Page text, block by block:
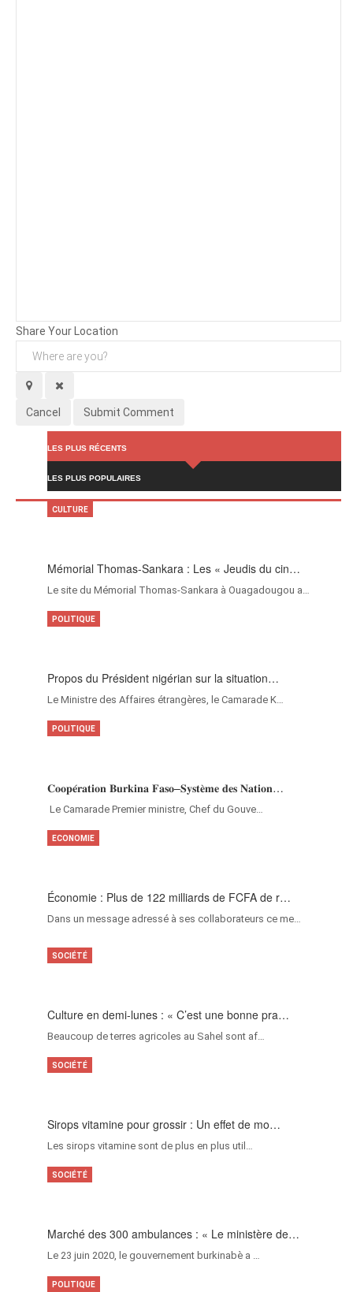
Share Your Location
Cancel Submit Comment
LES PLUS RÉCENTS
LES PLUS POPULAIRES
Mémorial Thomas-Sankara : Les « Jeudis du cin…
Le site du Mémorial Thomas-Sankara à Ouagadougou a…
CULTURE
Propos du Président nigérian sur la situation…
Le Ministre des Affaires étrangères, le Camarade K…
POLITIQUE
𝐂𝐨𝐨𝐩𝐞́𝐫𝐚𝐭𝐢𝐨𝐧 𝐁𝐮𝐫𝐤𝐢𝐧𝐚 𝐅𝐚𝐬𝐨–𝐒𝐲𝐬𝐭𝐞̀𝐦𝐞 𝐝𝐞𝐬 𝐍𝐚𝐭𝐢𝐨𝐧…
‎Le Camarade Premier ministre, Chef du Gouve…
POLITIQUE
Économie : Plus de 122 milliards de FCFA de r…
Dans un message adressé à ses collaborateurs ce me…
ECONOMIE
Culture en demi-lunes : « C’est une bonne pra…
Beaucoup de terres agricoles au Sahel sont af…
SOCIÉTÉ
Sirops vitamine pour grossir : Un effet de mo…
Les sirops vitamine sont de plus en plus util…
SOCIÉTÉ
Marché des 300 ambulances : « Le ministère de…
Le 23 juin 2020, le gouvernement burkinabè a …
SOCIÉTÉ
POLITIQUE